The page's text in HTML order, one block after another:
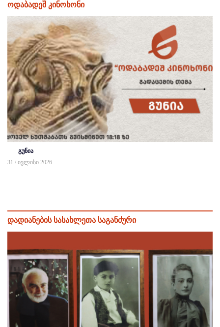
ოდაბადეშ კინოხონი
გუნია
31 / ივლისი 2026
დადიანების სასახლეთა საგანძური